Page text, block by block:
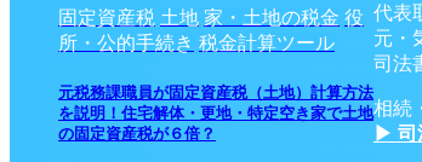
固定資産税 土地 家・土地の税金 役
所・公的手続き 税金計算ツール
元税務課職員が固定資産税（土地）計算方法
を説明！住宅解体・更地・特定空き家で土地
の固定資産税が６倍？
代表
元・
司法
相続
▶ 司